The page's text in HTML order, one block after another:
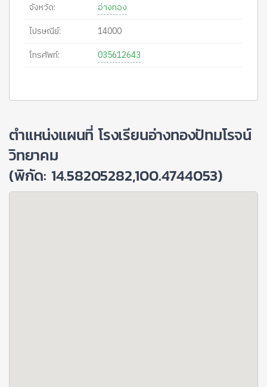
จังหวัด:
อ่างทอง
ไปรษณีย์:
14000
โทรศัพท์:
035612643
ตำแหน่งแผนที่ โรงเรียนอ่างทองปัทมโรจน์
วิทยาคม
(พิกัด: 14.58205282,100.4744053)